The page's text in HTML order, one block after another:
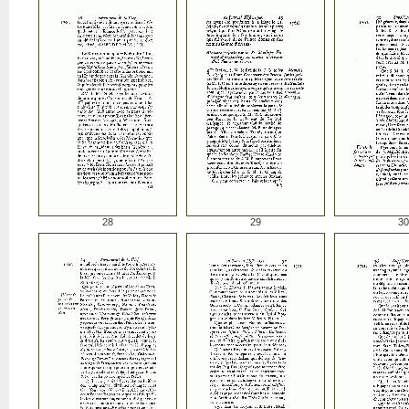
28 29 30